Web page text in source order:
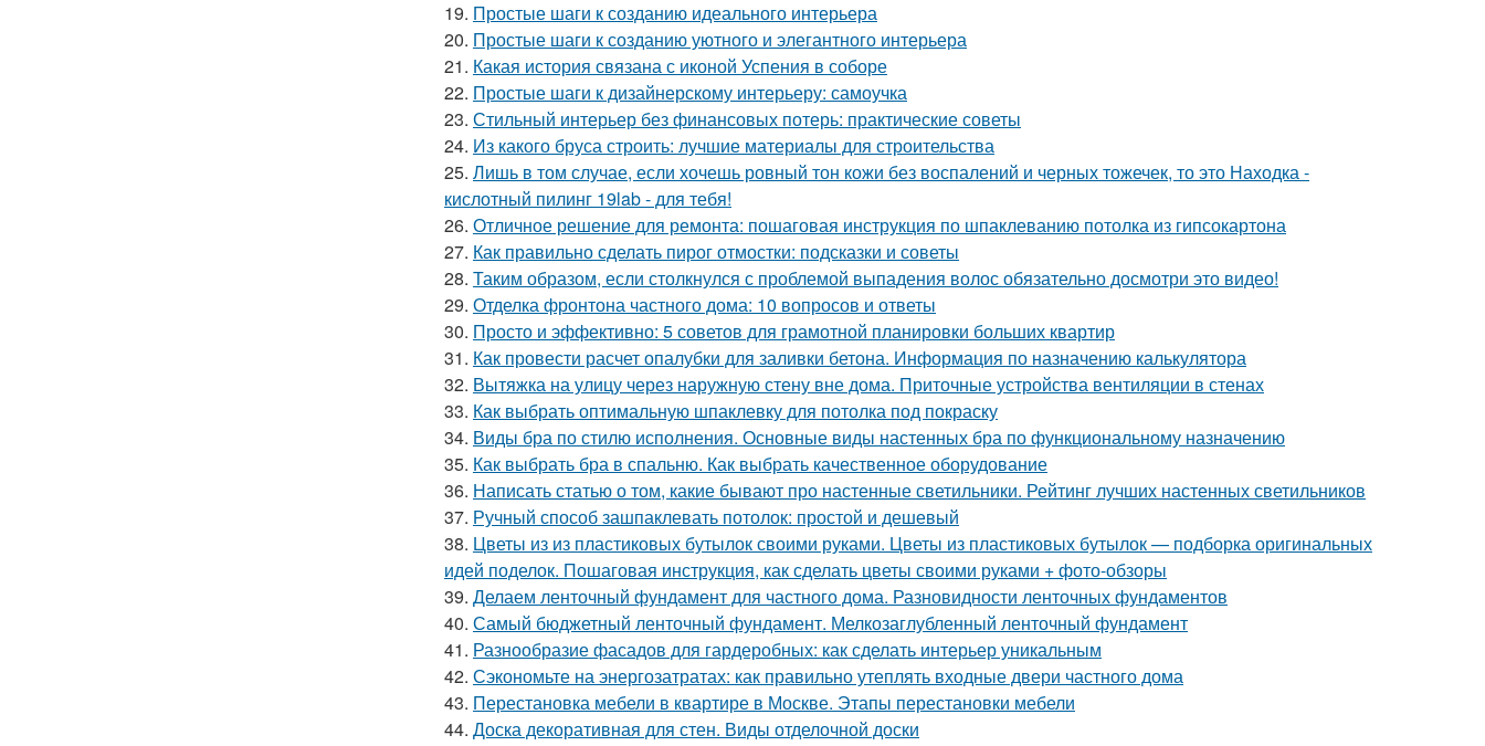
19. Простые шаги к созданию идеального интерьера
20. Простые шаги к созданию уютного и элегантного интерьера
21. Какая история связана с иконой Успения в соборе
22. Простые шаги к дизайнерскому интерьеру: самоучка
23. Стильный интерьер без финансовых потерь: практические советы
24. Из какого бруса строить: лучшие материалы для строительства
25. Лишь в том случае, если хочешь ровный тон кожи без воспалений и черных тожечек, то это Находка -
кислотный пилинг 19lab - для тебя!
26. Отличное решение для ремонта: пошаговая инструкция по шпаклеванию потолка из гипсокартона
27. Как правильно сделать пирог отмостки: подсказки и советы
28. Таким образом, если столкнулся с проблемой выпадения волос обязательно досмотри это видео!
29. Отделка фронтона частного дома: 10 вопросов и ответы
30. Просто и эффективно: 5 советов для грамотной планировки больших квартир
31. Как провести расчет опалубки для заливки бетона. Информация по назначению калькулятора
32. Вытяжка на улицу через наружную стену вне дома. Приточные устройства вентиляции в стенах
33. Как выбрать оптимальную шпаклевку для потолка под покраску
34. Виды бра по стилю исполнения. Основные виды настенных бра по функциональному назначению
35. Как выбрать бра в спальню. Как выбрать качественное оборудование
36. Написать статью о том, какие бывают про настенные светильники. Рейтинг лучших настенных светильников
37. Ручный способ зашпаклевать потолок: простой и дешевый
38. Цветы из из пластиковых бутылок своими руками. Цветы из пластиковых бутылок — подборка оригинальных
идей поделок. Пошаговая инструкция, как сделать цветы своими руками + фото-обзоры
39. Делаем ленточный фундамент для частного дома. Разновидности ленточных фундаментов
40. Самый бюджетный ленточный фундамент. Мелкозаглубленный ленточный фундамент
41. Разнообразие фасадов для гардеробных: как сделать интерьер уникальным
42. Сэкономьте на энергозатратах: как правильно утеплять входные двери частного дома
43. Перестановка мебели в квартире в Москве. Этапы перестановки мебели
44. Доска декоративная для стен. Виды отделочной доски